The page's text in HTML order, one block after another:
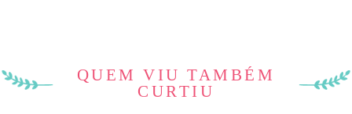
QUEM VIU TAMBÉM
CURTIU